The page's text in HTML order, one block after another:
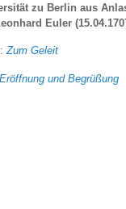
zu Berlin aus
Euler
Zum Geleit
Eröffnung und Begrüßung